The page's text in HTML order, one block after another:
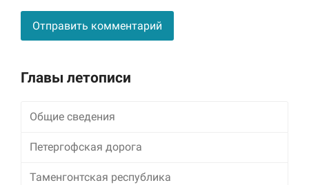
Главы летописи
Общие сведения
Петергофская дорога
Таменгонтская республика